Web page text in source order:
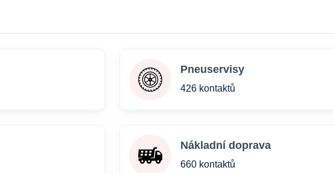
Pneuservisy
426 kontaktů
Nákladní doprava
660 kontaktů